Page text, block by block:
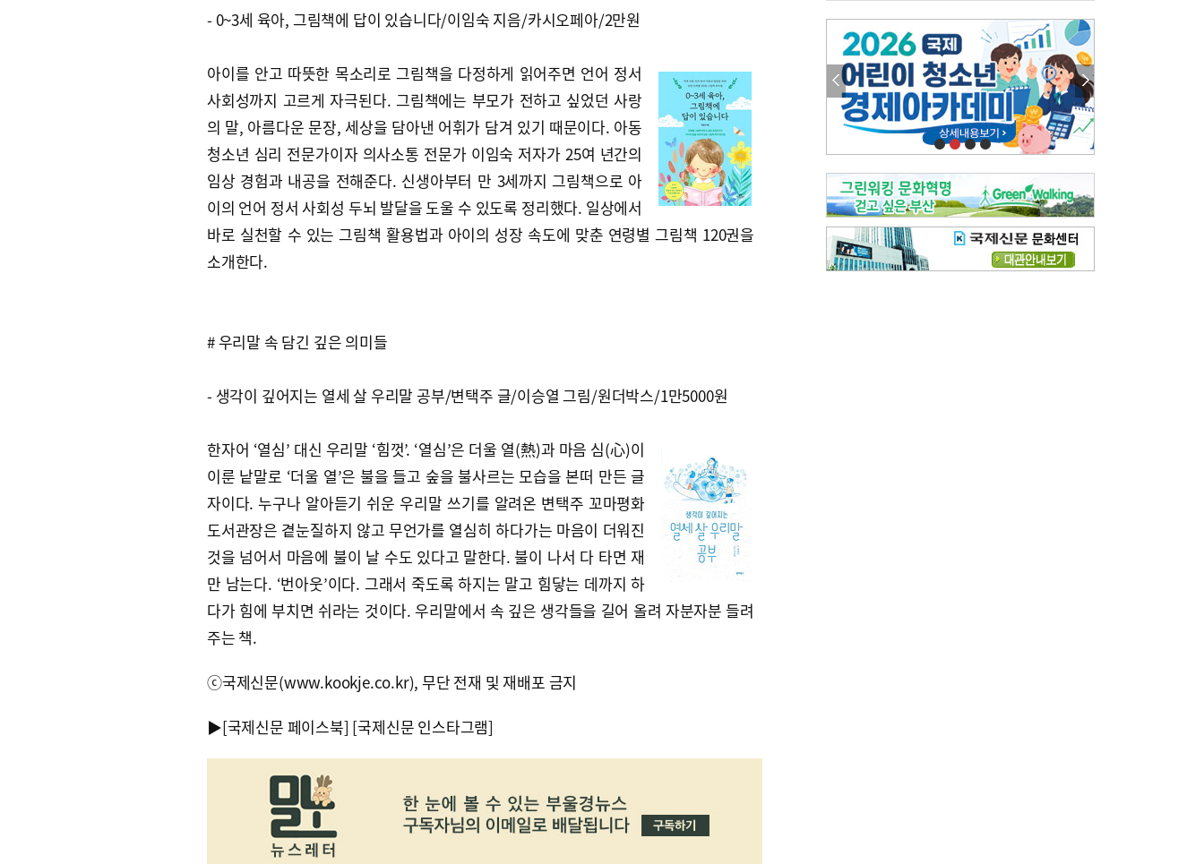
- 0~3세 육아, 그림책에 답이 있습니다/이임숙 지음/카시오페아/2만원
아이를 안고 따뜻한 목소리로 그림책을 다정하게 읽어주면 언어 정서
사회성까지 고르게 자극된다. 그림책에는 부모가 전하고 싶었던 사랑
의 말, 아름다운 문장, 세상을 담아낸 어휘가 담겨 있기 때문이다. 아동
청소년 심리 전문가이자 의사소통 전문가 이임숙 저자가 25여 년간의
임상 경험과 내공을 전해준다. 신생아부터 만 3세까지 그림책으로 아
이의 언어 정서 사회성 두뇌 발달을 도울 수 있도록 정리했다. 일상에서
바로 실천할 수 있는 그림책 활용법과 아이의 성장 속도에 맞춘 연령별 그림책 120권을
소개한다.
# 우리말 속 담긴 깊은 의미들
- 생각이 깊어지는 열세 살 우리말 공부/변택주 글/이승열 그림/원더박스/1만5000원
한자어 ‘열심’ 대신 우리말 ‘힘껏’. ‘열심’은 더울 열(熱)과 마음 심(心)이
이룬 낱말로 ‘더울 열’은 불을 들고 숲을 불사르는 모습을 본떠 만든 글
자이다. 누구나 알아듣기 쉬운 우리말 쓰기를 알려온 변택주 꼬마평화
도서관장은 곁눈질하지 않고 무언가를 열심히 하다가는 마음이 더워진
것을 넘어서 마음에 불이 날 수도 있다고 말한다. 불이 나서 다 타면 재
만 남는다. ‘번아웃’이다. 그래서 죽도록 하지는 말고 힘닿는 데까지 하
다가 힘에 부치면 쉬라는 것이다. 우리말에서 속 깊은 생각들을 길어 올려 자분자분 들려
주는 책.
ⓒ국제신문(www.kookje.co.kr), 무단 전재 및 재배포 금지
▶[국제신문 페이스북] [국제신문 인스타그램]
문재필-여름_저녁무렵의호수
이 한편의 시조[전체보기]
참선 /오기환
고향 /김진규
주말 영화 박스오피스[전체보기]
‘스파이더맨’ 개봉 5일 만에 300만 돌풍…박스오피스·예매율 동시 1위
‘호프’ 개봉 11일 만에 관객 300만…‘스파이더맨’ 예매율 68.8% 1위
오늘의 운세- [전체보기]
오늘의 운세- 2026년 8월 6일 (음 6월 24일)
오늘의 운세- 2026년 8월 5일 (음 6월 23일)
조해훈의 고전 속 이 문장 [전체보기]
입추 지났는데도 덥다며 신유안에게 보낸 박규수의 편지